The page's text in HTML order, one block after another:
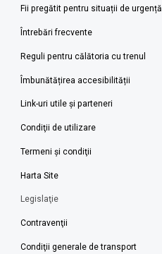
Fii pregătit pentru situații de urgență
Întrebări frecvente
Reguli pentru călătoria cu trenul
Îmbunătățirea accesibilității
Link-uri utile şi parteneri
Condiţii de utilizare
Termeni şi condiţii
Harta Site
Legislaţie
Contravenţii
Condiţii generale de transport